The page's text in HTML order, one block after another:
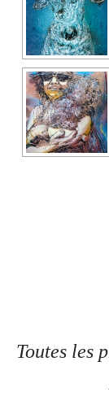
Toutes les